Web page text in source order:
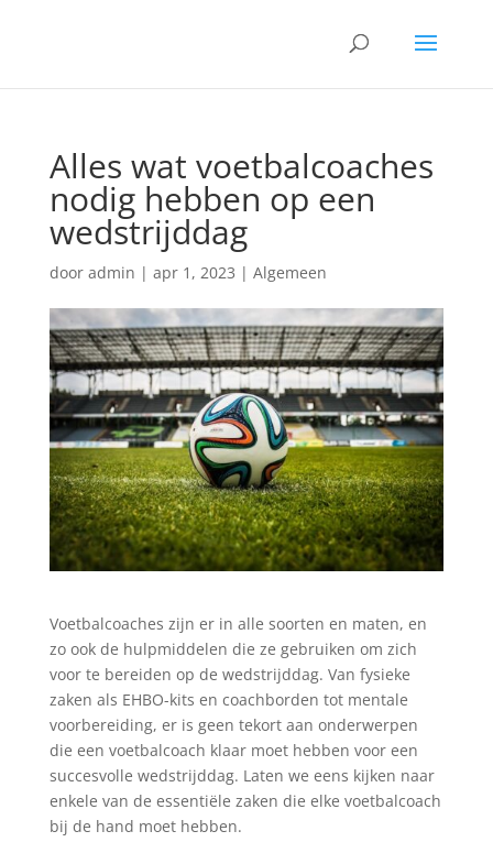
Alles wat voetbalcoaches
nodig hebben op een
wedstrijddag
door admin | apr 1, 2023 | Algemeen
Voetbalcoaches zijn er in alle soorten en maten, en
zo ook de hulpmiddelen die ze gebruiken om zich
voor te bereiden op de wedstrijddag. Van fysieke
zaken als EHBO-kits en coachborden tot mentale
voorbereiding, er is geen tekort aan onderwerpen
die een voetbalcoach klaar moet hebben voor een
succesvolle wedstrijddag. Laten we eens kijken naar
enkele van de essentiële zaken die elke voetbalcoach
bij de hand moet hebben.